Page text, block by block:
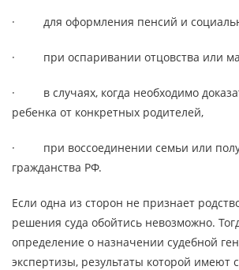
· для оформления пенсий и
· при оспаривании отцовства или
· в случаях, когда необходимо
ребенка от конкретных родителей,
· при воссоединении семьи или
гражданства РФ.
Если одна из сторон не признает
решения суда обойтись невозможно.
определение о назначении судебной
экспертизы, результаты которой имеют